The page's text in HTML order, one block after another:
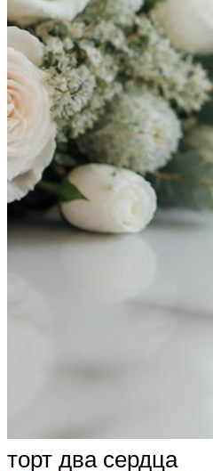
торт два сердца